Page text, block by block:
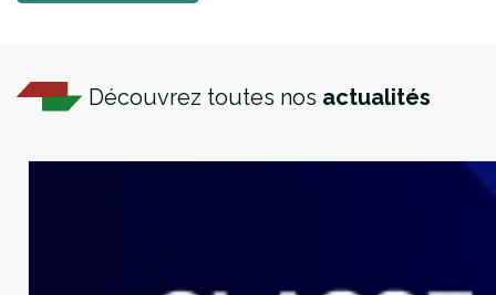
Découvrez toutes nos actualités